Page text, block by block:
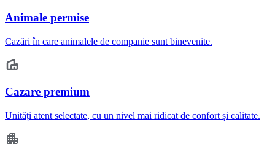
Animale permise
Cazări în care animalele de companie sunt binevenite.
Cazare premium
Unități atent selectate, cu un nivel mai ridicat de confort și calitate.